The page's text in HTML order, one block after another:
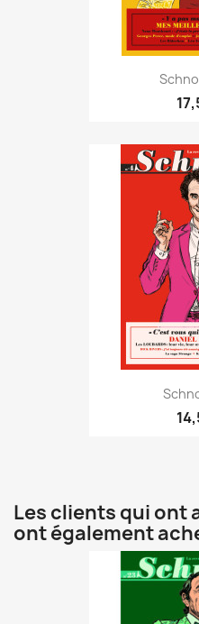
Les clients qui ont
ont également